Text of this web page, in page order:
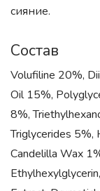
сияние.
Состав
Volufiline 20%,
Oil 15%,
8%,
Triglycerides 5%,
Candelilla Wax